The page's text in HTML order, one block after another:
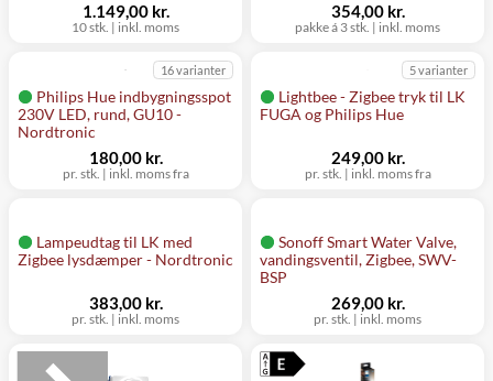
10 stk. | inkl. moms
1.149,00 kr.
pakke á 3 stk. | inkl. moms
354,00 kr.
Philips Hue indbygningsspot
230V LED, rund, GU10 -
Nordtronic
16 varianter
pr. stk. | inkl. moms fra
180,00 kr.
Lightbee - Zigbee tryk til LK
FUGA og Philips Hue
5 varianter
pr. stk. | inkl. moms fra
249,00 kr.
Lampeudtag til LK med
Zigbee lysdæmper - Nordtronic
pr. stk. | inkl. moms
383,00 kr.
Sonoff Smart Water Valve,
vandingsventil, Zigbee, SWV-
BSP
pr. stk. | inkl. moms
269,00 kr.